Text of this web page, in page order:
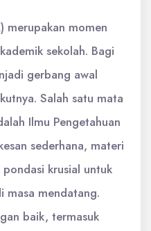
merupakan momen
sekolah. Bagi
gerbang awal
Salah satu mata
Ilmu Pengetahuan
sederhana, materi
krusial untuk
masa mendatang.
baik, termasuk